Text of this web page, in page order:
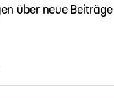
über neue